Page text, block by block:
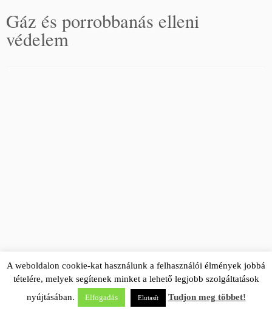
Gáz és porrobbanás elleni
védelem
·© 2026 EHS Global·Powered by ·Designed with theCustomizr theme·
A weboldalon cookie-kat használunk a felhasználói élmények jobbá
tételére, melyek segítenek minket a lehető legjobb szolgáltatások
nyújtásában.
Elfogadás Elutasít Tudjon meg többet!